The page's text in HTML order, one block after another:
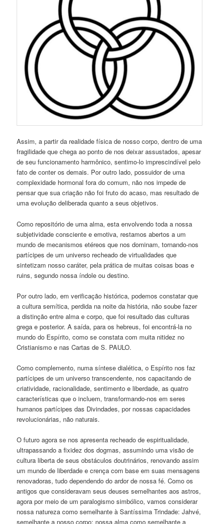
Assim, a partir da realidade física de nosso corpo, dentro de uma
fragilidade que chega ao ponto de nos deixar assustados, apesar
de seu funcionamento harmônico, sentimo-lo imprescindível pelo
fato de conter os demais. Por outro lado, possuidor de uma
complexidade hormonal fora do comum, não nos impede de
pensar que sua criação não foi fruto do acaso, mas resultado de
uma evolução deliberada quanto a seus objetivos.
Como repositório de uma alma, esta envolvendo toda a nossa
subjetividade consciente e emotiva, restamos abertos a um
mundo de mecanismos etéreos que nos dominam, tornando-nos
partícipes de um universo recheado de virtualidades que
sintetizam nosso caráter, pela prática de muitas coisas boas e
ruins, segundo nossa índole ou destino.
Por outro lado, em verificação histórica, podemos constatar que
a cultura semítica, perdida na noite da história, não soube fazer
a distinção entre alma e corpo, que foi resultado das culturas
grega e posterior. A saída, para os hebreus, foi encontrá-la no
mundo do Espírito, como se constata com muita nitidez no
Cristianismo e nas Cartas de S. PAULO.
Como complemento, numa síntese dialética, o Espírito nos faz
partícipes de um universo transcendente, nos capacitando de
criatividade, racionalidade, sentimento e liberdade, as quatro
características que o incluem, transformando-nos em seres
humanos partícipes das Divindades, por nossas capacidades
revolucionárias, não naturais.
O futuro agora se nos apresenta recheado de espiritualidade,
ultrapassando a fixidez dos dogmas, assumindo uma visão de
cultura liberta de seus obstáculos doutrinários, renovando assim
um mundo de liberdade e crença com base em suas mensagens
renovadoras, tudo dependendo do ardor de nossa fé. Como os
antigos que consideravam seus deuses semelhantes aos astros,
agora por meio de um paralogismo simbólico, vamos considerar
nossa natureza como semelhante à Santíssima Trindade: Jahvé,
semelhante a nosso corpo; nossa alma como semelhante a